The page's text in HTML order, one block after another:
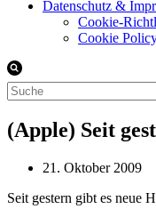
Datenschutz &
Cookie-
Cookie
Suchen
nach …
(Apple) Seit
21. Oktober 2009
Seit gestern gibt es neue